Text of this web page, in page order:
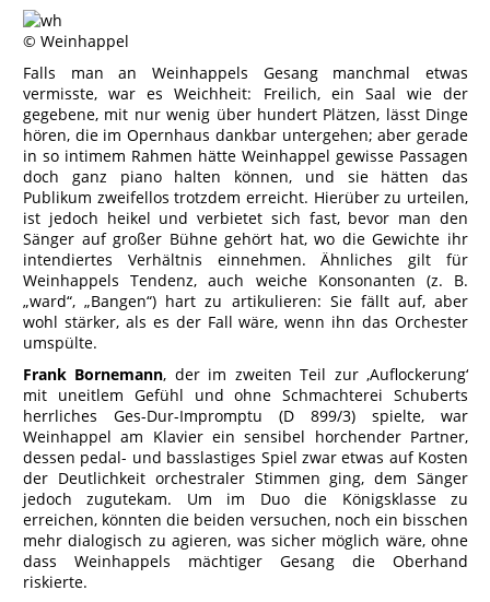
© Weinhappel
Falls man an Weinhappels Gesang manchmal etwas
vermisste, war es Weichheit: Freilich, ein Saal wie der
gegebene, mit nur wenig über hundert Plätzen, lässt Dinge
hören, die im Opernhaus dankbar untergehen; aber gerade
in so intimem Rahmen hätte Weinhappel gewisse Passagen
doch ganz piano halten können, und sie hätten das
Publikum zweifellos trotzdem erreicht. Hierüber zu urteilen,
ist jedoch heikel und verbietet sich fast, bevor man den
Sänger auf großer Bühne gehört hat, wo die Gewichte ihr
intendiertes Verhältnis einnehmen. Ähnliches gilt für
Weinhappels Tendenz, auch weiche Konsonanten (z. B.
„ward“, „Bangen“) hart zu artikulieren: Sie fällt auf, aber
wohl stärker, als es der Fall wäre, wenn ihn das Orchester
umspülte.
Frank Bornemann, der im zweiten Teil zur ,Auflockerung‘
mit uneitlem Gefühl und ohne Schmachterei Schuberts
herrliches Ges-Dur-Impromptu (D 899/3) spielte, war
Weinhappel am Klavier ein sensibel horchender Partner,
dessen pedal- und basslastiges Spiel zwar etwas auf Kosten
der Deutlichkeit orchestraler Stimmen ging, dem Sänger
jedoch zugutekam. Um im Duo die Königsklasse zu
erreichen, könnten die beiden versuchen, noch ein bisschen
mehr dialogisch zu agieren, was sicher möglich wäre, ohne
dass Weinhappels mächtiger Gesang die Oberhand
riskierte.